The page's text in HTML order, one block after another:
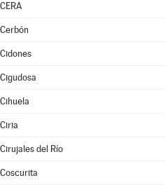
CERA
Cerbón
Cidones
Cigudosa
Cihuela
Ciria
Cirujales del Río
Coscurita